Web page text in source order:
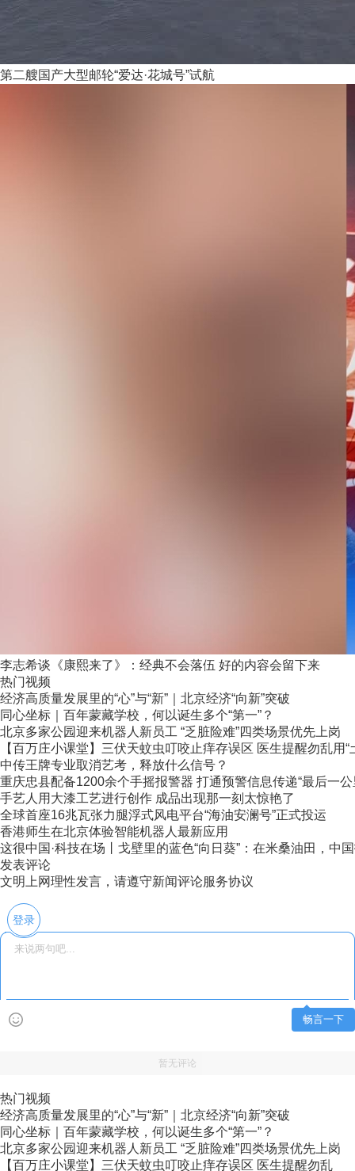
第二艘国产大型邮轮“爱达·花城号”试航
李志希谈《康熙来了》：经典不会落伍 好的内容会留下来
热门视频
经济高质量发展里的“心”与“新”｜北京经济“向新”突破
同心坐标｜百年蒙藏学校，何以诞生多个“第一”？
北京多家公园迎来机器人新员工 “乏脏险难”四类场景优先上岗
【百万庄小课堂】三伏天蚊虫叮咬止痒存误区 医生提醒勿乱用“
中传王牌专业取消艺考，释放什么信号？
重庆忠县配备1200余个手摇报警器 打通预警信息传递“最后一公
手艺人用大漆工艺进行创作 成品出现那一刻太惊艳了
全球首座16兆瓦张力腿浮式风电平台“海油安澜号”正式投运
香港师生在北京体验智能机器人最新应用
这很中国·科技在场丨戈壁里的蓝色“向日葵”：在米桑油田，中
发表评论
文明上网理性发言，请遵守新闻评论服务协议
登录
畅言一下
暂无评论
热门视频
经济高质量发展里的“心”与“新”｜北京经济“向新”突破
同心坐标｜百年蒙藏学校，何以诞生多个“第一”？
北京多家公园迎来机器人新员工 “乏脏险难”四类场景优先上岗
【百万庄小课堂】三伏天蚊虫叮咬止痒存误区 医生提醒勿乱